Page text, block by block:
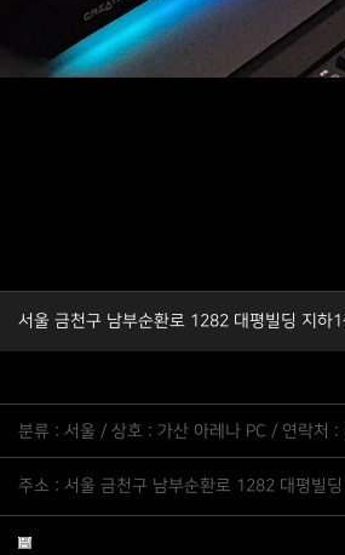
서울 금천구 남부순환로 1282 대평빌딩 지하
분류 : 서울 / 상호 : 가산 아레나 PC / 연락처
주소 : 서울 금천구 남부순환로 1282 대평빌